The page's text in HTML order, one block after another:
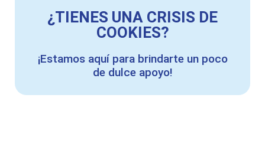
¿TIENES UNA CRISIS DE
COOKIES?
¡Estamos aquí para brindarte un poco
de dulce apoyo!